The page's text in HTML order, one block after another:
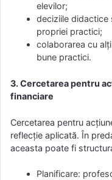
elevilor;
deciziile didactice
propriei practici;
colaborarea cu
bune practici.
3. Cercetarea pentru
financiare
Cercetarea pentru
reflecție aplicată. În
aceasta poate fi
Planificare: